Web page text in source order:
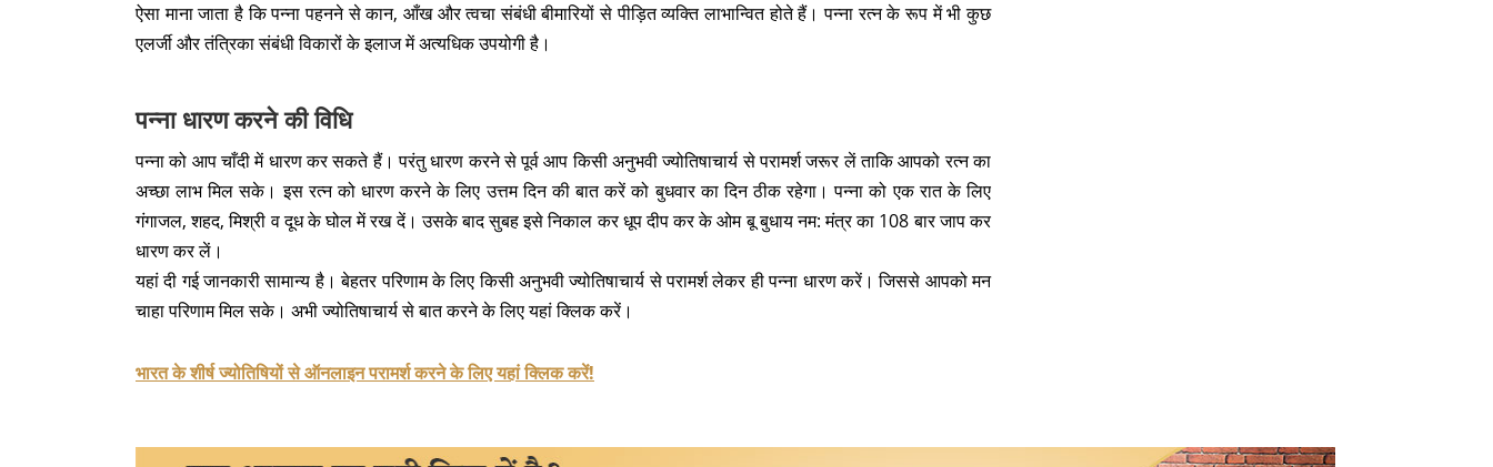
ऐसा माना जाता है कि पन्ना पहनने से कान, आँख और त्वचा संबंधी बीमारियों से पीड़ित व्यक्ति लाभान्वित होते हैं। पन्ना रत्न के रूप में भी कुछ
एलर्जी और तंत्रिका संबंधी विकारों के इलाज में अत्यधिक उपयोगी है।
पन्ना धारण करने की विधि
पन्ना को आप चाँदी में धारण कर सकते हैं। परंतु धारण करने से पूर्व आप किसी अनुभवी ज्योतिषाचार्य से परामर्श जरूर लें ताकि आपको रत्न का
अच्छा लाभ मिल सके। इस रत्न को धारण करने के लिए उत्तम दिन की बात करें को बुधवार का दिन ठीक रहेगा। पन्ना को एक रात के लिए
गंगाजल, शहद, मिश्री व दूध के घोल में रख दें। उसके बाद सुबह इसे निकाल कर धूप दीप कर के ओम बू बुधाय नम: मंत्र का 108 बार जाप कर
धारण कर लें।
यहां दी गई जानकारी सामान्य है। बेहतर परिणाम के लिए किसी अनुभवी ज्योतिषाचार्य से परामर्श लेकर ही पन्ना धारण करें। जिससे आपको मन
चाहा परिणाम मिल सके। अभी ज्योतिषाचार्य से बात करने के लिए यहां क्लिक करें।
भारत के शीर्ष ज्योतिषियों से ऑनलाइन परामर्श करने के लिए यहां क्लिक करें!